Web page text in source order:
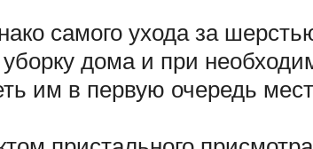
самого ухода за
дома и при
им в первую очередь